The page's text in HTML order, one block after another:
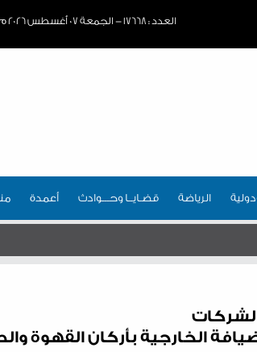
العدد : ١٧٦٦٨ - الجمعة ٠٧ أغسطس ٢٠٢٦ م، الموافق ٢٤ صفر ١٤٤٨هـ
الرياضة قضـايــا وحـــوادث أعمدة
الخارجية بأركان القهوة